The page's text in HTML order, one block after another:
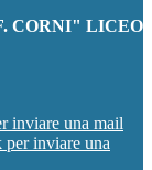
CORNI" LICEO
inviare una mail
inviare una